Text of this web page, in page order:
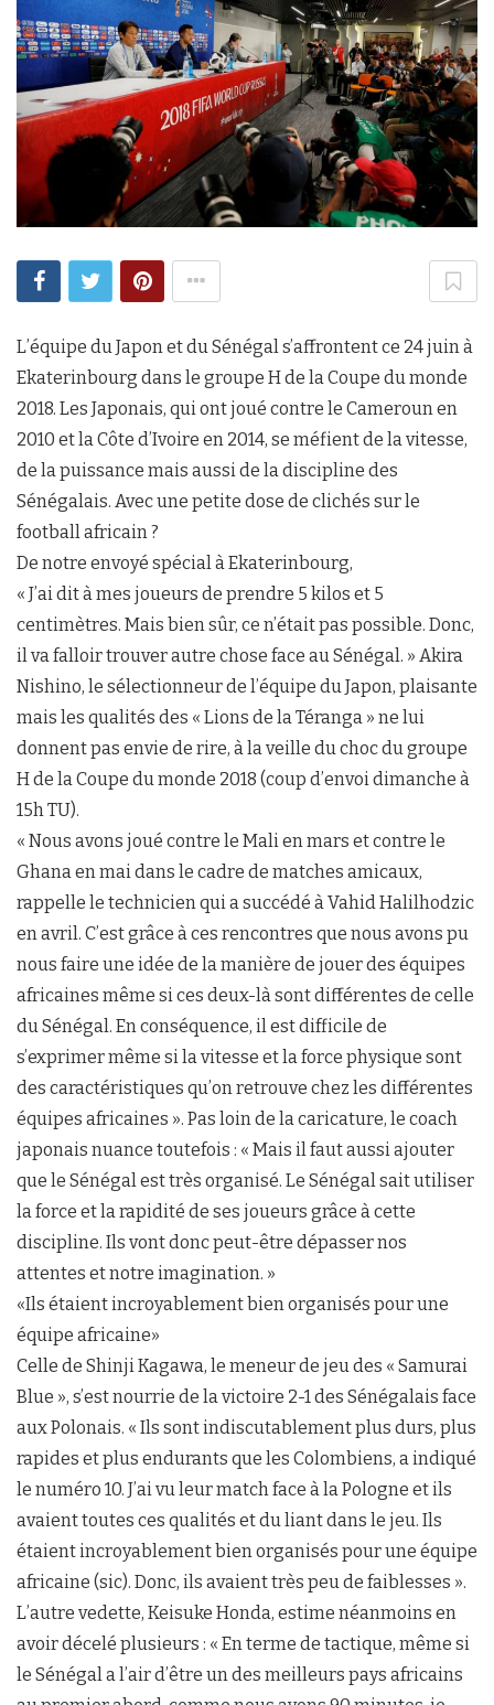
L’équipe du Japon et du Sénégal s’affrontent ce 24 juin à
Ekaterinbourg dans le groupe H de la Coupe du monde
2018. Les Japonais, qui ont joué contre le Cameroun en
2010 et la Côte d’Ivoire en 2014, se méfient de la vitesse,
de la puissance mais aussi de la discipline des
Sénégalais. Avec une petite dose de clichés sur le
football africain ?
De notre envoyé spécial à Ekaterinbourg,
« J’ai dit à mes joueurs de prendre 5 kilos et 5
centimètres. Mais bien sûr, ce n’était pas possible. Donc,
il va falloir trouver autre chose face au Sénégal. » Akira
Nishino, le sélectionneur de l’équipe du Japon, plaisante
mais les qualités des « Lions de la Téranga » ne lui
donnent pas envie de rire, à la veille du choc du groupe
H de la Coupe du monde 2018 (coup d’envoi dimanche à
15h TU).
« Nous avons joué contre le Mali en mars et contre le
Ghana en mai dans le cadre de matches amicaux,
rappelle le technicien qui a succédé à Vahid Halilhodzic
en avril. C’est grâce à ces rencontres que nous avons pu
nous faire une idée de la manière de jouer des équipes
africaines même si ces deux-là sont différentes de celle
du Sénégal. En conséquence, il est difficile de
s’exprimer même si la vitesse et la force physique sont
des caractéristiques qu’on retrouve chez les différentes
équipes africaines ». Pas loin de la caricature, le coach
japonais nuance toutefois : « Mais il faut aussi ajouter
que le Sénégal est très organisé. Le Sénégal sait utiliser
la force et la rapidité de ses joueurs grâce à cette
discipline. Ils vont donc peut-être dépasser nos
attentes et notre imagination. »
«Ils étaient incroyablement bien organisés pour une
équipe africaine»
Celle de Shinji Kagawa, le meneur de jeu des « Samurai
Blue », s’est nourrie de la victoire 2-1 des Sénégalais face
aux Polonais. « Ils sont indiscutablement plus durs, plus
rapides et plus endurants que les Colombiens, a indiqué
le numéro 10. J’ai vu leur match face à la Pologne et ils
avaient toutes ces qualités et du liant dans le jeu. Ils
étaient incroyablement bien organisés pour une équipe
africaine (sic). Donc, ils avaient très peu de faiblesses ».
L’autre vedette, Keisuke Honda, estime néanmoins en
avoir décelé plusieurs : « En terme de tactique, même si
le Sénégal a l’air d’être un des meilleurs pays africains